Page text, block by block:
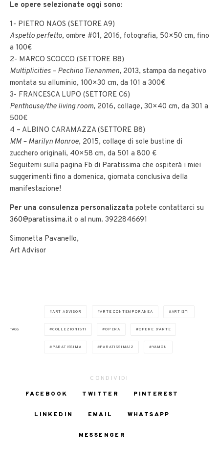
Le opere selezionate oggi sono:
1- PIETRO NAOS (SETTORE A9)
Aspetto perfetto, ombre #01, 2016, fotografia, 50×50 cm, fino
a 100€
2- MARCO SCOCCO (SETTORE B8)
Multiplicities – Pechino Tienanmen, 2013, stampa da negativo
montata su alluminio, 100×30 cm, da 101 a 300€
3- FRANCESCA LUPO (SETTORE C6)
Penthouse/the living room, 2016, collage, 30×40 cm, da 301 a
500€
4 – ALBINO CARAMAZZA (SETTORE B8)
MM – Marilyn Monroe, 2015, collage di sole bustine di
zucchero originali, 40×58 cm, da 501 a 800 €
Seguitemi sulla pagina Fb di Paratissima che ospiterà i miei
suggerimenti fino a domenica, giornata conclusiva della
manifestazione!
Per una consulenza personalizzata potete contattarci su
360@paratissima.it o al num. 3922846691
Simonetta Pavanello,
Art Advisor
TAGS
ART ADVISOR ARTE CONTEMPORANEA ARTISTI
COLLEZIONISTI OPERA OPERE D'ARTE
PARATISSIMA PARATISSIMA12 YAMGU
CONDIVIDI
FACEBOOK
TWITTER PINTEREST
LINKEDIN EMAIL WHATSAPP
MESSENGER